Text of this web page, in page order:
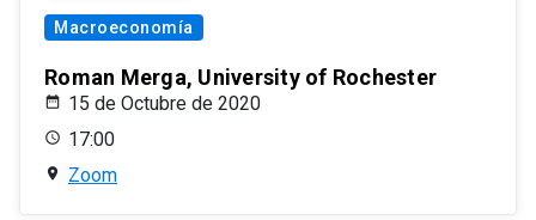
Macroeconomía
Roman Merga, University of Rochester
15 de Octubre de 2020
17:00
Zoom